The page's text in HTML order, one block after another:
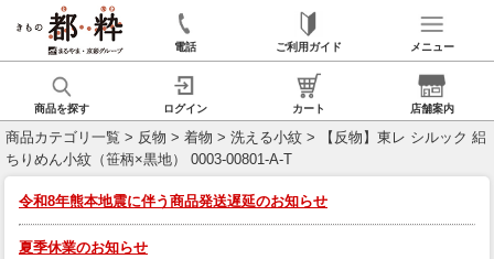
電話 ご利用ガイド メニュー
商品を探す ログイン カート 店舗案内
商品カテゴリ一覧 > 反物 > 着物 > 洗える小紋 > 【反物】東レ シルック 絽
ちりめん小紋（笹柄×黒地） 0003-00801-A-T
令和8年熊本地震に伴う商品発送遅延のお知らせ
夏季休業のお知らせ